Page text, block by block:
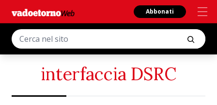
Abbonati
interfaccia DSRC